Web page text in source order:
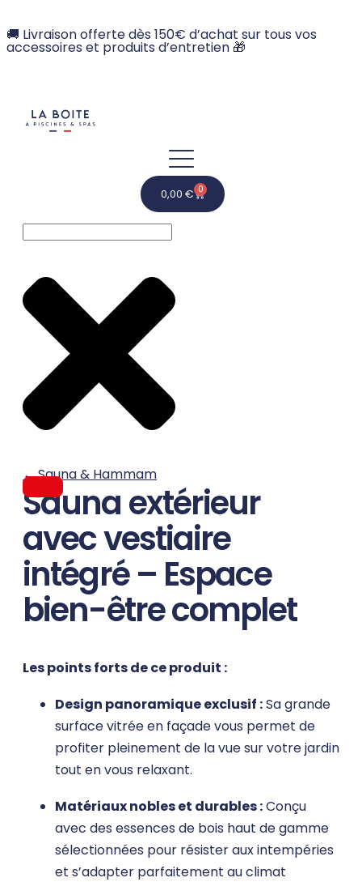
🚚 Livraison offerte dès 150€ d’achat sur tous vos
accessoires et produits d’entretien 🎁
0,00 € 0
←Sauna & Hammam
Sauna extérieur
avec vestiaire
intégré – Espace
bien-être complet
Les points forts de ce produit :
Design panoramique exclusif :Sa grande
surface vitrée en façade vous permet de
profiter pleinement de la vue sur votre jardin
tout en vous relaxant.
Matériaux nobles et durables :Conçu
avec des essences de bois haut de gamme
sélectionnées pour résister aux intempéries
et s’adapter parfaitement au climat